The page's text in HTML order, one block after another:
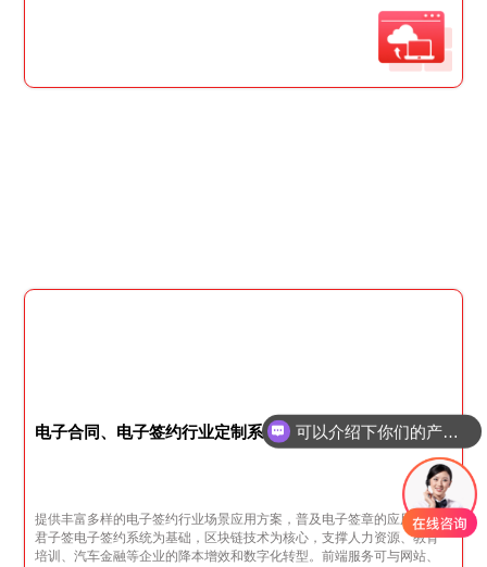
电子合同、电子签约行业定制系统
提供丰富多样的电子签约行业场景应用方案，普及电子签章的应用，以
君子签电子签约系统为基础，区块链技术为核心，支撑人力资源、教育
培训、汽车金融等企业的降本增效和数字化转型。前端服务可与网站、
可以介绍下你们的产品么
你们是怎么收费的呢